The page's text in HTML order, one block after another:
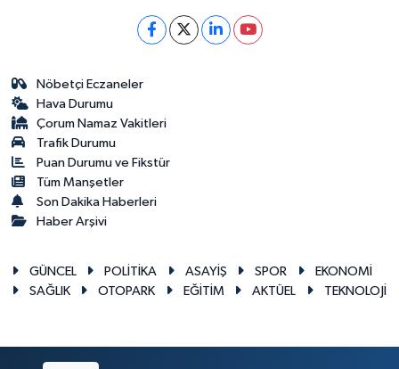
Nöbetçi Eczaneler
Hava Durumu
Çorum Namaz Vakitleri
Trafik Durumu
Puan Durumu ve Fikstür
Tüm Manşetler
Son Dakika Haberleri
Haber Arşivi
GÜNCEL POLİTİKA ASAYİŞ SPOR
EKONOMİ
SAĞLIK
OTOPARK EĞİTİM AKTÜEL TEKNOLOJİ